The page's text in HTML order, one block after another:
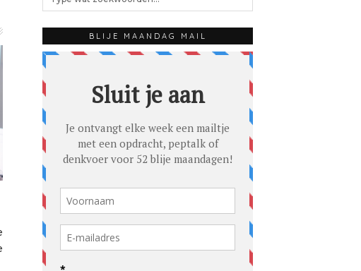
BLIJE MAANDAG MAIL